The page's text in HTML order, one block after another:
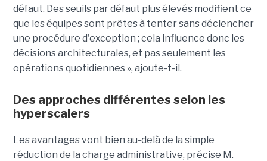
défaut. Des seuils par défaut plus élevés modifient ce
que les équipes sont prêtes à tenter sans déclencher
une procédure d'exception ; cela influence donc les
décisions architecturales, et pas seulement les
opérations quotidiennes », ajoute-t-il.
Des approches différentes selon les
hyperscalers
Les avantages vont bien au-delà de la simple
réduction de la charge administrative, précise M.